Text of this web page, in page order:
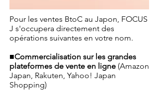
Pour les ventes BtoC au Japon, FOCUS
J s'occupera directement des
opérations suivantes en votre nom.
■Commercialisation sur les grandes
plateformes de vente en ligne (Amazon
Japan, Rakuten, Yahoo! Japan
Shopping)